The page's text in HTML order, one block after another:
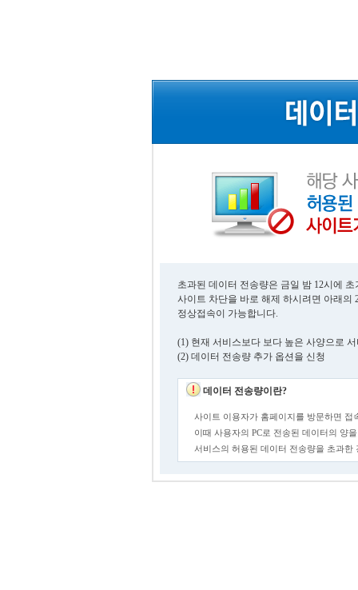
초과된 데이터 전송량은 금일 밤 12시에
사이트 차단을 바로 해제 하시려면 아래의
정상접속이 가능합니다.
(1) 현재 서비스보다 보다 높은 사양으로
(2) 데이터 전송량 추가 옵션을 신청
데이터 전송량이란?
사이트 이용자가 홈페이지를 방문하면 접
이때 사용자의 PC로 전송된 데이터의 양
서비스의 허용된 데이터 전송량을 초과